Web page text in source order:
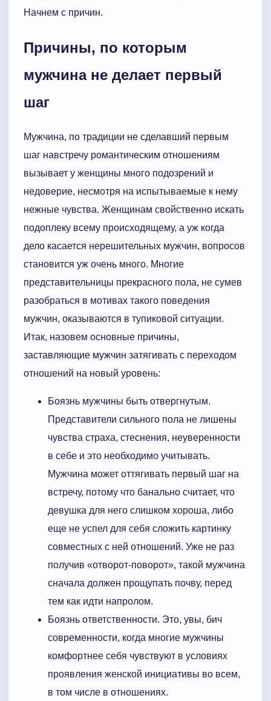
Начнем с причин.
Причины, по которым
мужчина не делает первый
шаг
Мужчина, по традиции не сделавший первым
шаг навстречу романтическим отношениям
вызывает у женщины много подозрений и
недоверие, несмотря на испытываемые к нему
нежные чувства. Женщинам свойственно искать
подоплеку всему происходящему, а уж когда
дело касается нерешительных мужчин, вопросов
становится уж очень много. Многие
представительницы прекрасного пола, не сумев
разобраться в мотивах такого поведения
мужчин, оказываются в тупиковой ситуации.
Итак, назовем основные причины,
заставляющие мужчин затягивать с переходом
отношений на новый уровень:
Боязнь мужчины быть отвергнутым.
Представители сильного пола не лишены
чувства страха, стеснения, неуверенности
в себе и это необходимо учитывать.
Мужчина может оттягивать первый шаг на
встречу, потому что банально считает, что
девушка для него слишком хороша, либо
еще не успел для себя сложить картинку
совместных с ней отношений. Уже не раз
получив «отворот-поворот», такой мужчина
сначала должен прощупать почву, перед
тем как идти напролом.
Боязнь ответственности. Это, увы, бич
современности, когда многие мужчины
комфортнее себя чувствуют в условиях
проявления женской инициативы во всем,
в том числе в отношениях.